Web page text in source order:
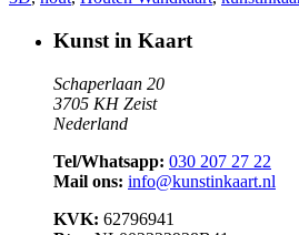
Kunst in Kaart
Schaperlaan 20
3705 KH Zeist
Nederland
Tel/Whatsapp: 030 207 27 22
Mail ons: info@kunstinkaart.nl
KVK: 62796941